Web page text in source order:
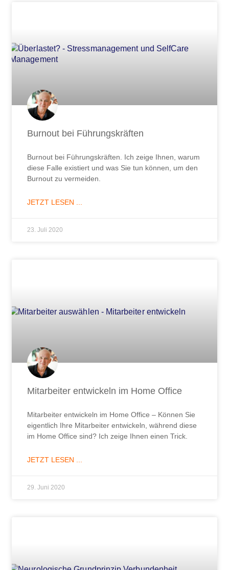
Burnout bei Führungskräften
Burnout bei Führungskräften. Ich zeige Ihnen, warum
diese Falle existiert und was Sie tun können, um den
Burnout zu vermeiden.
JETZT LESEN ...
23. Juli 2020
Mitarbeiter entwickeln im Home Office
Mitarbeiter entwickeln im Home Office – Können Sie
eigentlich Ihre Mitarbeiter entwickeln, während diese
im Home Office sind? Ich zeige Ihnen einen Trick.
JETZT LESEN ...
29. Juni 2020